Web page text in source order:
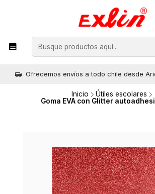
Ofrecemos envíos a todo chile desde
Inicio
Útiles escolares
Goma EVA con Glitter